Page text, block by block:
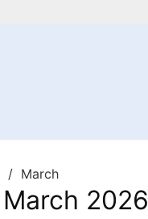
March
March 2026